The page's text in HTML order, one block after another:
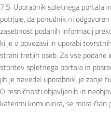
7.5. Uporabnik spletnega portala
potrjuje, da ponudnik ni
zasebnost podanih informacij
ki je v povezavi in uporabi
strani tretjih oseb. Za vse podane
storitev spletnega portala in
jih je navedel uporabnik, je zanje
O resničnosti objavljenih in
katerimi komunicira, se mora član